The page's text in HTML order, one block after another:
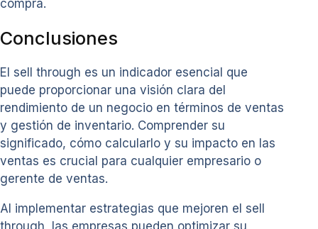
compra.
Conclusiones
El sell through es un indicador esencial que
puede proporcionar una visión clara del
rendimiento de un negocio en términos de ventas
y gestión de inventario. Comprender su
significado, cómo calcularlo y su impacto en las
ventas es crucial para cualquier empresario o
gerente de ventas.
Al implementar estrategias que mejoren el sell